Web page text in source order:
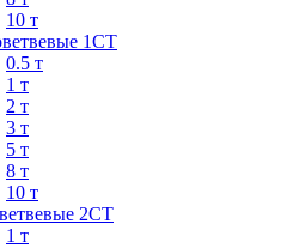
10 т
1СТ
0.5 т
1 т
2 т
3 т
5 т
8 т
10 т
2СТ
1 т